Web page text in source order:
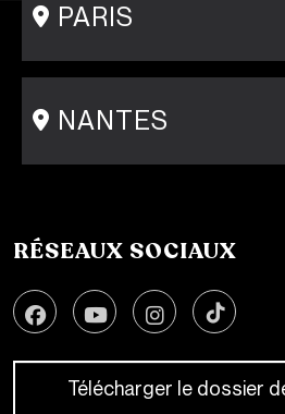
PARIS
15 rue Gambey - 75011
+33 1 86 47 29 92
NANTES
31-33 rue Saint Léonard
RÉSEAUX SOCIAUX
Télécharger le dossier